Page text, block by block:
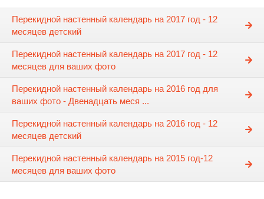
Перекидной настенный календарь на 2017 год - 12
месяцев детский
Перекидной настенный календарь на 2017 год - 12
месяцев для ваших фото
Перекидной настенный календарь на 2016 год для
ваших фото - Двенадцать меся ...
Перекидной настенный календарь на 2016 год - 12
месяцев детский
Перекидной настенный календарь на 2015 год-12
месяцев для ваших фото